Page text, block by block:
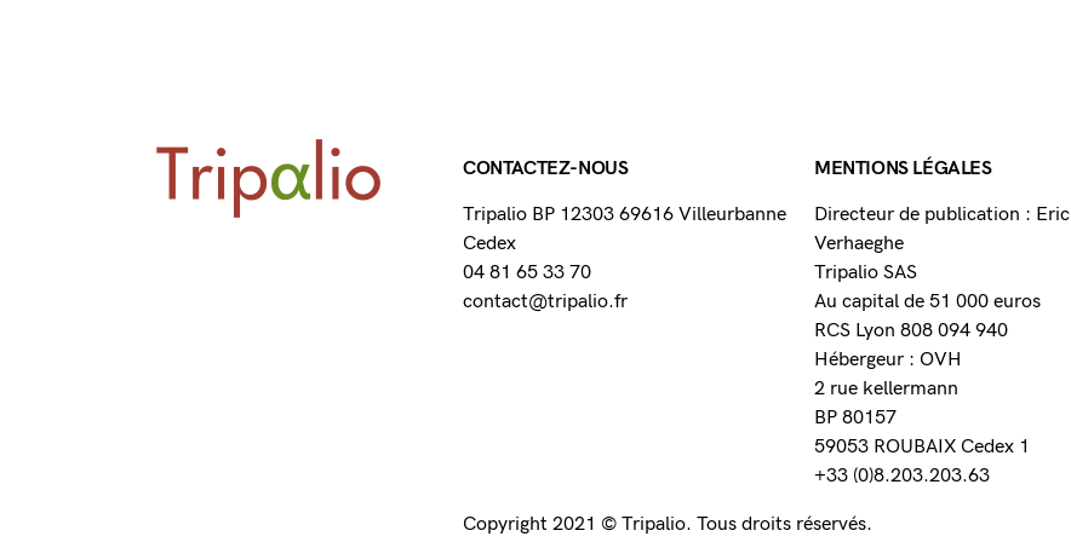
CONTACTEZ-NOUS
Tripalio BP 12303 69616 Villeurbanne
Cedex
04 81 65 33 70
contact@tripalio.fr
MENTIONS LÉGALES
Directeur de publication : Eric
Verhaeghe
Tripalio SAS
Au capital de 51 000 euros
RCS Lyon 808 094 940
Hébergeur : OVH
2 rue kellermann
BP 80157
59053 ROUBAIX Cedex 1
+33 (0)8.203.203.63
Copyright 2021 © Tripalio. Tous droits réservés.